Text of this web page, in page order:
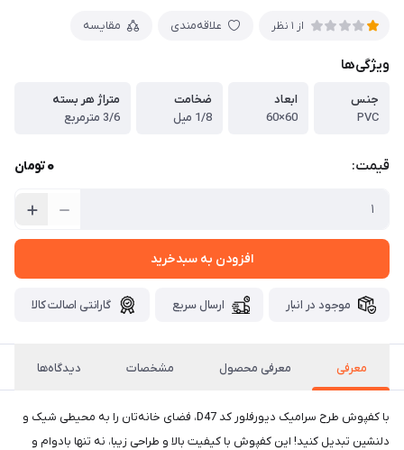
از 1 نظر علاقه‌مندی مقایسه
ویژگی‌ها
جنس
PVC
ابعاد
60×60
ضخامت
1/8 میل
متراژ هر بسته
3/6 مترمربع
قیمت: 0تومان
افزودن به سبدخرید
موجود در انبار ارسال سریع گارانتی اصالت کالا
معرفی معرفی محصول مشخصات دیدگاه‌ها
با کفپوش طرح سرامیک دیورفلور کد D47، فضای خانه‌تان را به محیطی شیک و
دلنشین تبدیل کنید! این کفپوش با کیفیت بالا و طراحی زیبا، نه تنها بادوام و